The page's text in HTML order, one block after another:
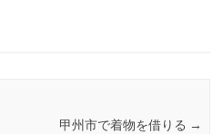
甲州市で着物を借りる →